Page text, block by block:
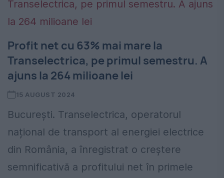
Profit net cu 63% mai mare la
Transelectrica, pe primul semestru. A
ajuns la 264 milioane lei
15 AUGUST 2024
București. Transelectrica, operatorul
național de transport al energiei electrice
din România, a înregistrat o creștere
semnificativă a profitului net în primele